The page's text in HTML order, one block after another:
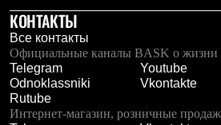
Брюки
Утепленная синтетикой
Комбинезоны
Куртки
Брюки
Лёгкая одежда
Футболки
Толстовки
КОНТАКТЫ
Все контакты
Официальные каналы BASK о жизни
Telegram
Youtube
Odnoklassniki
Vkontakte
Rutube
Интернет-магазин, розничные